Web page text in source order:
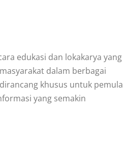
edukasi dan lokakarya yang
dalam berbagai
khusus untuk pemula
yang semakin